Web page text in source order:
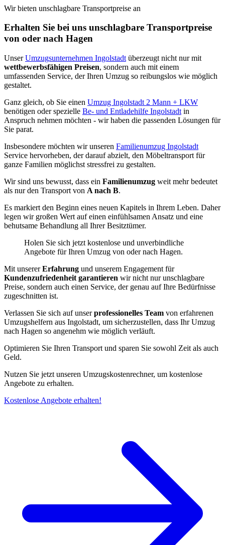
Wir bieten unschlagbare Transportpreise an
Erhalten Sie bei uns unschlagbare Transportpreise
von oder nach Hagen
UnserUmzugsunternehmen Ingolstadt überzeugt nicht nur mit
wettbewerbsfähigen Preisen, sondern auch mit einem
umfassenden Service, der Ihren Umzug so reibungslos wie möglich
gestaltet.
Ganz gleich, ob Sie einen Umzug Ingolstadt 2 Mann + LKW
benötigen oder spezielle Be- und Entladehilfe Ingolstadt in
Anspruch nehmen möchten - wir haben die passenden Lösungen für
Sie parat.
Insbesondere möchten wir unseren Familienumzug Ingolstadt
Service hervorheben, der darauf abzielt, den Möbeltransport für
ganze Familien möglichst stressfrei zu gestalten.
Wir sind uns bewusst, dass ein Familienumzug weit mehr bedeutet
als nur den Transport von A nach B.
Es markiert den Beginn eines neuen Kapitels in Ihrem Leben. Daher
legen wir großen Wert auf einen einfühlsamen Ansatz und eine
behutsame Behandlung all Ihrer Besitztümer.
Holen Sie sich jetzt kostenlose und unverbindliche
Angebote für Ihren Umzug von oder nach Hagen.
Mit unsererErfahrung und unserem Engagement für
Kundenzufriedenheit garantieren wir nicht nur unschlagbare
Preise, sondern auch einen Service, der genau auf Ihre Bedürfnisse
zugeschnitten ist.
Verlassen Sie sich auf unserprofessionelles Team von erfahrenen
Umzugshelfern aus Ingolstadt, um sicherzustellen, dass Ihr Umzug
nach Hagen so angenehm wie möglich verläuft.
Optimieren Sie Ihren Transport und sparen Sie sowohl Zeit als auch
Geld.
Nutzen Sie jetzt unseren Umzugskostenrechner, um kostenlose
Angebote zu erhalten.
Kostenlose Angebote erhalten!